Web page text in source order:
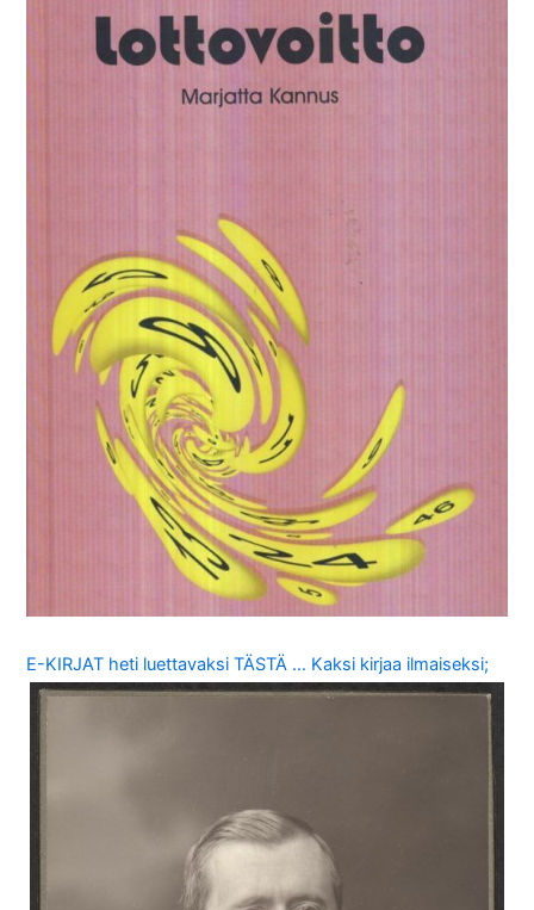
E-KIRJAT heti luettavaksi TÄSTÄ … Kaksi kirjaa ilmaiseksi;